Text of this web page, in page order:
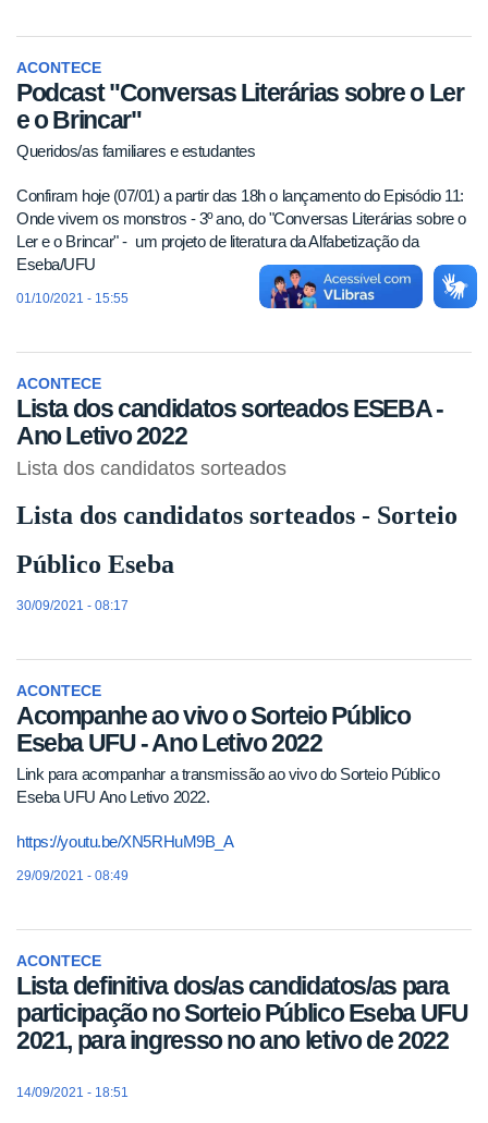
ACONTECE
Podcast "Conversas Literárias sobre o Ler
e o Brincar"
Queridos/as familiares e estudantes
Confiram hoje (07/01) a partir das 18h o lançamento do Episódio 11:
Onde vivem os monstros - 3º ano, do "Conversas Literárias sobre o
Ler e o Brincar" - um projeto de literatura da Alfabetização da
Eseba/UFU
01/10/2021 - 15:55
ACONTECE
Lista dos candidatos sorteados ESEBA -
Ano Letivo 2022
Lista dos candidatos sorteados
Lista dos candidatos sorteados - Sorteio
Público Eseba
30/09/2021 - 08:17
ACONTECE
Acompanhe ao vivo o Sorteio Público
Eseba UFU - Ano Letivo 2022
Link para acompanhar a transmissão ao vivo do Sorteio Público
Eseba UFU Ano Letivo 2022.
https://youtu.be/XN5RHuM9B_A
29/09/2021 - 08:49
ACONTECE
Lista definitiva dos/as candidatos/as para
participação no Sorteio Público Eseba UFU
2021, para ingresso no ano letivo de 2022
14/09/2021 - 18:51